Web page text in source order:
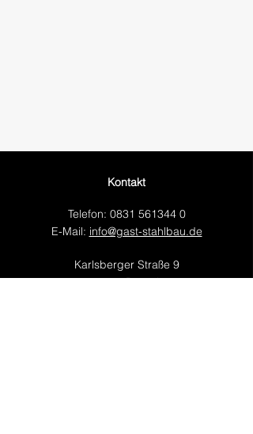
Kontakt
Telefon: 0831 561344 0
E-Mail: info@gast-stahlbau.de
Karlsberger Straße 9
87471 Durach